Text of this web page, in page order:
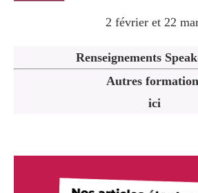
2 février et 22
Renseignements
Autres
ici